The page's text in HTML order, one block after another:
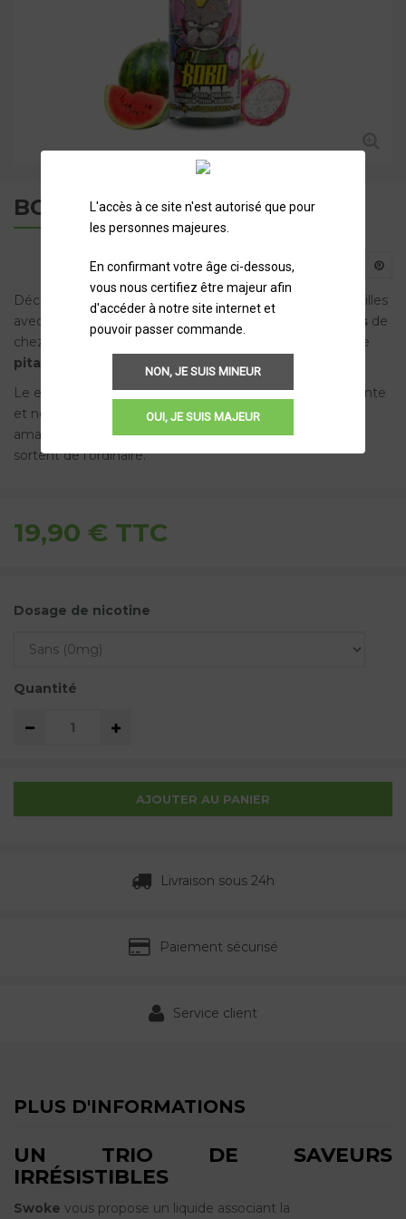
L'accès à ce site n'est autorisé que pour
les personnes majeures.
En confirmant votre âge ci-dessous,
vous nous certifiez être majeur afin
d'accéder à notre site internet et
pouvoir passer commande.
NON, JE SUIS MINEUR
OUI, JE SUIS MAJEUR
BOBO SAIYEN VAPORS 50ML
Découvrez un cocktail fruité & bonbon à l'assaut de papilles
avec le liquide
Bobo issue de la gamme Saiyen Vapors de
chez
Swoke . Avec des notes de
, de
pitaya exotique
et debubble-gum doux
Le e-liquide
Bobopropose une vape sucrée, réconfortante
et nostalgique. Une composition pensée pour ravir les
amateurs de liquides fruités et de saveurs bonbon qui
sortent de l'ordinaire.
19,90 € TTC
Dosage de nicotine
Quantité
AJOUTER AU PANIER
Livraison sous 24h
Paiement sécurisé
Service client
PLUS D'INFORMATIONS
UN TRIO DE SAVEURS
IRRÉSISTIBLES
Swoke vous propose un liquide associant la